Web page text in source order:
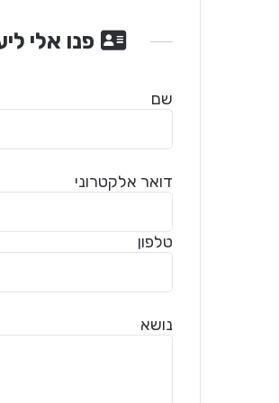
פנו אלי
שם
דואר אלקטרוני
טלפון
נושא